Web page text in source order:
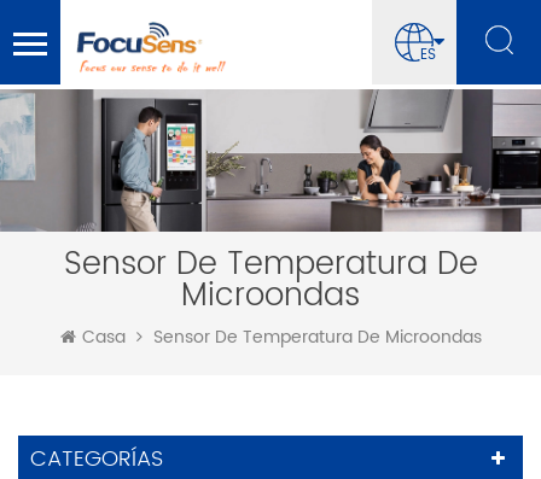
ES
Sensor De Temperatura De
Microondas
Casa Sensor De Temperatura De Microondas
CATEGORÍAS